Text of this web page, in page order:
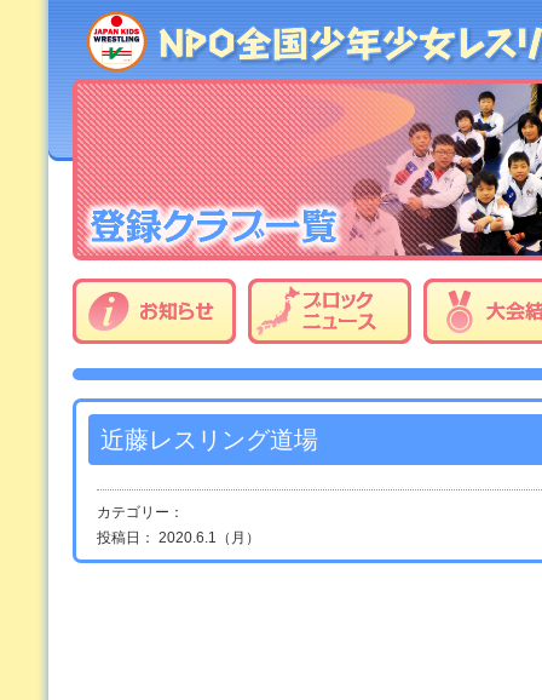
近藤レスリング道場
カテゴリー：
投稿日： 2020.6.1（月）